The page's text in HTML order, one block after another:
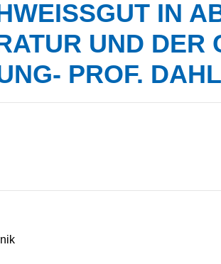
IN
UND DER
PROF. DAHL -